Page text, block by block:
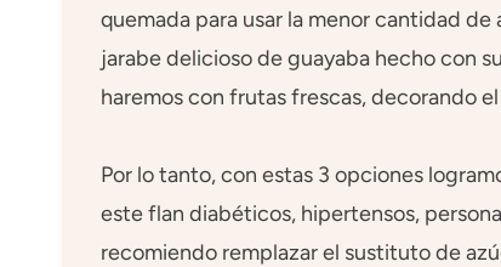
quemada para usar la menor cantidad
jarabe delicioso de guayaba hecho con
haremos con frutas frescas, decorando
Por lo tanto, con estas 3 opciones
este flan diabéticos, hipertensos,
recomiendo remplazar el sustituto de